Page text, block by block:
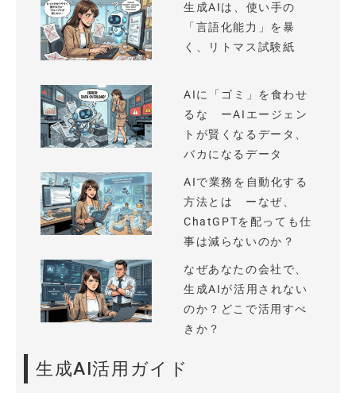
生成AIは、使い手の
「言語化能力」を暴
く、リトマス試験紙
AIに「ゴミ」を食わせ
るな ーAIエージェン
トが賢くなるデータ、
バカになるデータ
AIで業務を自動化する
方法とは ーなぜ、
ChatGPTを配っても仕
事は減らないのか？
なぜあなたの会社で、
生成AIが活用されない
のか？どこで活用すべ
きか？
生成AI活用ガイド